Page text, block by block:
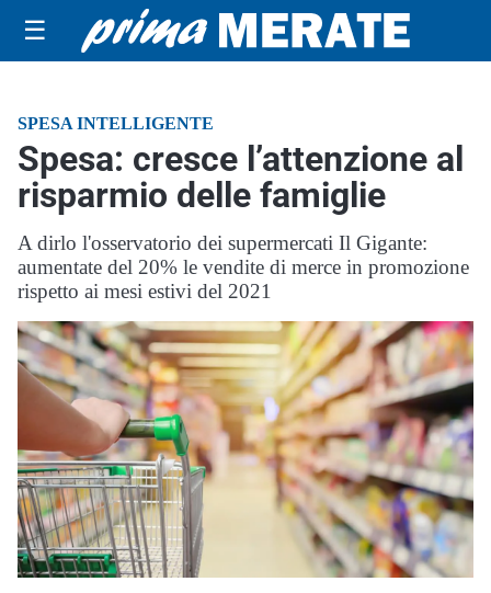
☰
SPESA INTELLIGENTE
Spesa: cresce l’attenzione al
risparmio delle famiglie
A dirlo l'osservatorio dei supermercati Il Gigante:
aumentate del 20% le vendite di merce in promozione
rispetto ai mesi estivi del 2021